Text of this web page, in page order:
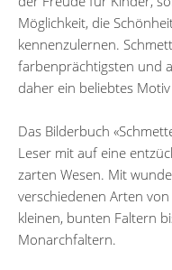
Möglichkeit, die
kennenzulernen.
farbenprächtigsten und
daher ein beliebtes
Das Bilderbuch
Leser mit auf eine
zarten Wesen. Mit
verschiedenen Arten
kleinen, bunten Faltern
Monarchfaltern.